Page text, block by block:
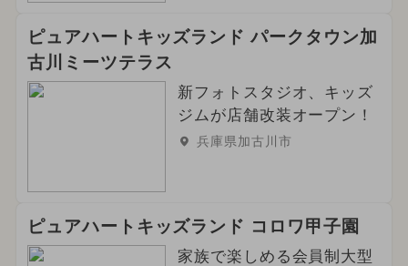
ピュアハートキッズランド パークタウン加
古川ミーツテラス
新フォトスタジオ、キッズ
ジムが店舗改装オープン！
兵庫県加古川市
ピュアハートキッズランド コロワ甲子園
家族で楽しめる会員制大型